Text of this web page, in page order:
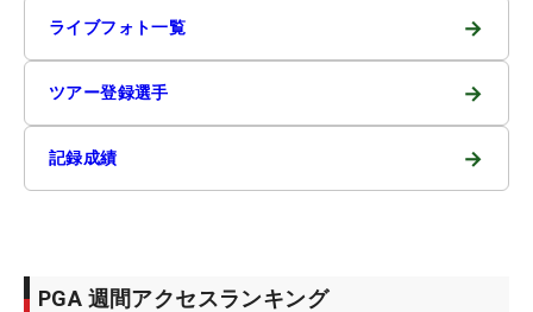
ライブフォト一覧 →
ツアー登録選手 →
記録成績 →
PGA 週間アクセスランキング